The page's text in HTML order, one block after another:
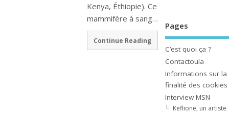
Kenya, Éthiopie). Ce
mammifère à sang…
Continue Reading
Pages
C’est quoi ça ?
Contactoula
Informations sur la
finalité des cookies
Interview MSN
Keflione, un artiste